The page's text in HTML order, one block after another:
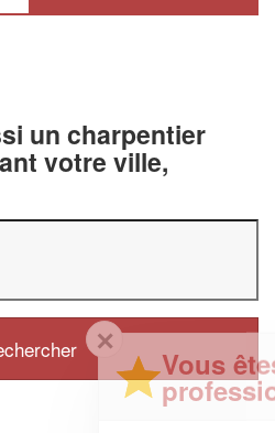
un charpentier
votre ville,
êtes un
?